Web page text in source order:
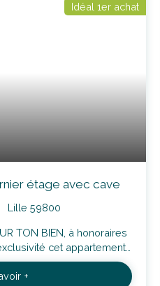
Idéal 1er achat
étage avec cave
Lille 59800
TON BIEN, à honoraires
cet appartement
2ème et dernier étage
à équidistance des
+